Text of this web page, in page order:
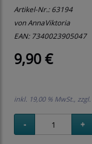
Artikel-Nr.:63194
von AnnaViktoria
EAN: 7340023905047
9,90 €
inkl. 19,00 % MwSt., zzgl.